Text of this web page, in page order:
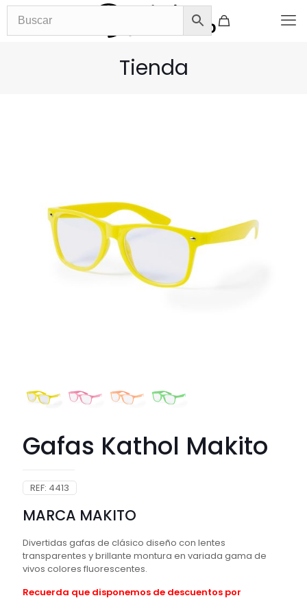
Tienda
Gafas Kathol Makito
REF: 4413
MARCA MAKITO
Divertidas gafas de clásico diseño con lentes
transparentes y brillante montura en variada gama de
vivos colores fluorescentes.
Recuerda que disponemos de descuentos por